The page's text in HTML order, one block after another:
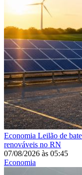
Economia Leilão de
renováveis no RN
07/08/2026 às 05:45
Economia